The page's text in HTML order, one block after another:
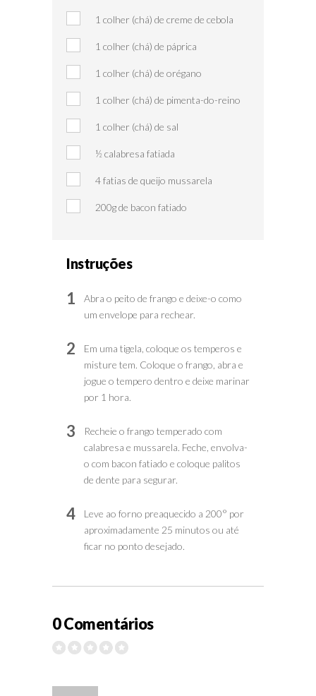
1 colher (chá) de creme de cebola
1 colher (chá) de páprica
1 colher (chá) de orégano
1 colher (chá) de pimenta-do-reino
1 colher (chá) de sal
½ calabresa fatiada
4 fatias de queijo mussarela
200g de bacon fatiado
Instruções
1
Abra o peito de frango e deixe-o como
um envelope para rechear.
2
Em uma tigela, coloque os temperos e
misture tem. Coloque o frango, abra e
jogue o tempero dentro e deixe marinar
por 1 hora.
3
Recheie o frango temperado com
calabresa e mussarela. Feche, envolva-
o com bacon fatiado e coloque palitos
de dente para segurar.
4
Leve ao forno preaquecido a 200° por
aproximadamente 25 minutos ou até
ficar no ponto desejado.
0 Comentários